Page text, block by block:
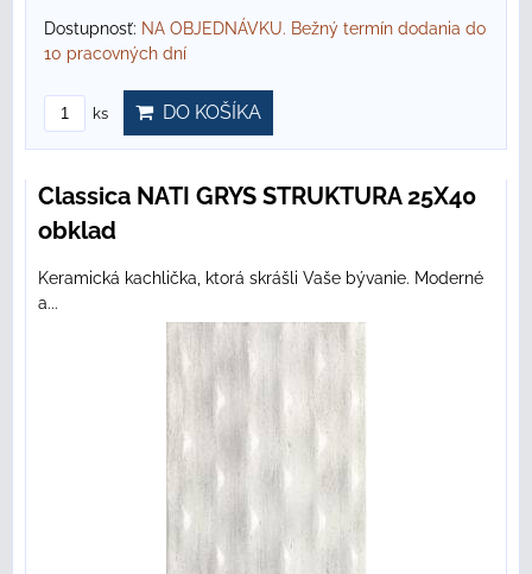
Dostupnosť: NA OBJEDNÁVKU. Bežný termín dodania do
10 pracovných dní
ks DO KOŠÍKA
Classica NATI GRYS STRUKTURA 25X40
obklad
Keramická kachlička, ktorá skrášli Vaše bývanie. Moderné
a...